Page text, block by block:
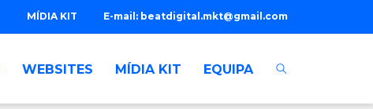
E-mail: beatdigital.mkt@gmail.com
MÍDIA KIT
WEBSITES MÍDIA KIT EQUIPA